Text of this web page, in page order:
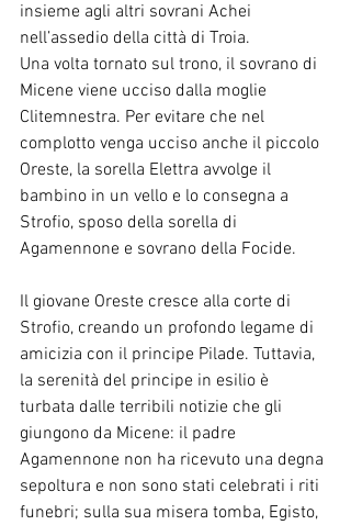
insieme agli altri sovrani Achei
nell’assedio della città di Troia.
Una volta tornato sul trono, il sovrano di
Micene viene ucciso dalla moglie
Clitemnestra. Per evitare che nel
complotto venga ucciso anche il piccolo
Oreste, la sorella Elettra avvolge il
bambino in un vello e lo consegna a
Strofio, sposo della sorella di
Agamennone e sovrano della Focide.
Il giovane Oreste cresce alla corte di
Strofio, creando un profondo legame di
amicizia con il principe Pilade. Tuttavia,
la serenità del principe in esilio è
turbata dalle terribili notizie che gli
giungono da Micene: il padre
Agamennone non ha ricevuto una degna
sepoltura e non sono stati celebrati i riti
funebri; sulla sua misera tomba, Egisto,